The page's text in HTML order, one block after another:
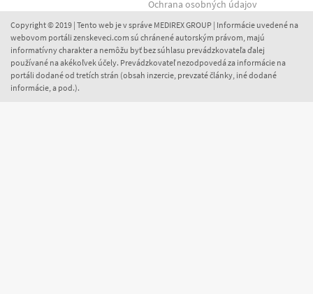
Ochrana osobných údajov
Copyright © 2019 | Tento web je v správe MEDIREX GROUP | Informácie uvedené na
webovom portáli zenskeveci.com sú chránené autorským právom, majú
informatívny charakter a nemôžu byť bez súhlasu prevádzkovateľa ďalej
používané na akékoľvek účely. Prevádzkovateľ nezodpovedá za informácie na
portáli dodané od tretích strán (obsah inzercie, prevzaté články, iné dodané
informácie, a pod.).